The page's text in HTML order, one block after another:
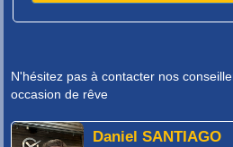
N'hésitez pas à contacter nos
occasion de rêve
Daniel SANTIAGO